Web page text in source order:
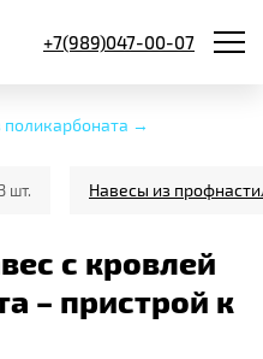
+7(989)047-00-07
поликарбоната →
шт. Навесы из
с кровлей
– пристрой к